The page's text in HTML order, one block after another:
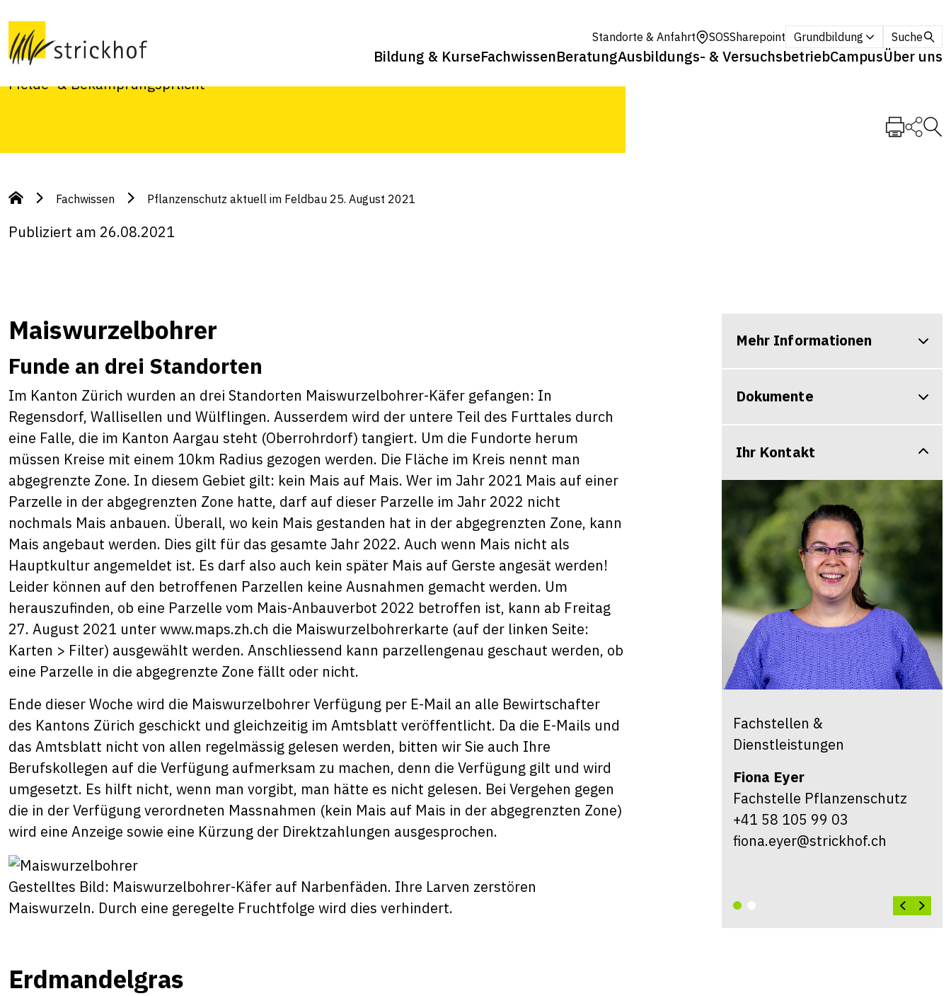
Standorte & Anfahrt SOSSharepoint Grundbildung Suche
Bildung & KurseFachwissenBeratungAusbildungs- & VersuchsbetriebCampusÜber uns
Feldbau 25. August 2021
Aktuelle Themen: Maiswurzelbohrer: Funde an drei Standorten ¦ Erdmandelgras:
Melde- & Bekämpfungspflicht
Fachwissen Pflanzenschutz aktuell im Feldbau 25. August 2021
Publiziert am 26.08.2021
Maiswurzelbohrer
Funde an drei Standorten
Im Kanton Zürich wurden an drei Standorten Maiswurzelbohrer-Käfer gefangen: In
Regensdorf, Wallisellen und Wülflingen. Ausserdem wird der untere Teil des Furttales durch
eine Falle, die im Kanton Aargau steht (Oberrohrdorf) tangiert. Um die Fundorte herum
müssen Kreise mit einem 10km Radius gezogen werden. Die Fläche im Kreis nennt man
abgegrenzte Zone. In diesem Gebiet gilt: kein Mais auf Mais. Wer im Jahr 2021 Mais auf einer
Parzelle in der abgegrenzten Zone hatte, darf auf dieser Parzelle im Jahr 2022 nicht
nochmals Mais anbauen. Überall, wo kein Mais gestanden hat in der abgegrenzten Zone, kann
Mais angebaut werden. Dies gilt für das gesamte Jahr 2022. Auch wenn Mais nicht als
Hauptkultur angemeldet ist. Es darf also auch kein später Mais auf Gerste angesät werden!
Leider können auf den betroffenen Parzellen keine Ausnahmen gemacht werden. Um
herauszufinden, ob eine Parzelle vom Mais-Anbauverbot 2022 betroffen ist, kann ab Freitag
27. August 2021 unterwww.maps.zh.ch die Maiswurzelbohrerkarte (auf der linken Seite:
Karten > Filter) ausgewählt werden. Anschliessend kann parzellengenau geschaut werden, ob
eine Parzelle in die abgegrenzte Zone fällt oder nicht.
Ende dieser Woche wird die Maiswurzelbohrer Verfügung per E-Mail an alle Bewirtschafter
des Kantons Zürich geschickt und gleichzeitig im Amtsblatt veröffentlicht. Da die E-Mails und
das Amtsblatt nicht von allen regelmässig gelesen werden, bitten wir Sie auch Ihre
Berufskollegen auf die Verfügung aufmerksam zu machen, denn die Verfügung gilt und wird
umgesetzt. Es hilft nicht, wenn man vorgibt, man hätte es nicht gelesen. Bei Vergehen gegen
die in der Verfügung verordneten Massnahmen (kein Mais auf Mais in der abgegrenzten Zone)
wird eine Anzeige sowie eine Kürzung der Direktzahlungen ausgesprochen.
Gestelltes Bild: Maiswurzelbohrer-Käfer auf Narbenfäden. Ihre Larven zerstören
Maiswurzeln. Durch eine geregelte Fruchtfolge wird dies verhindert.
Erdmandelgras
Mehr Informationen
Dokumente
Ihr Kontakt
Fachstellen &
Dienstleistungen
Fiona Eyer
Fachstelle Pflanzenschutz
+41 58 105 99 03
fiona.eyer@strickhof.ch